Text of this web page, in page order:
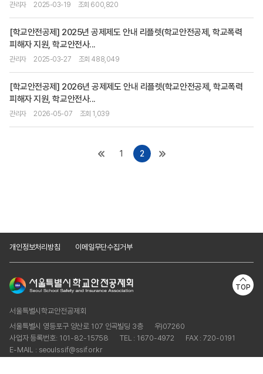
관리자 2025-03-19 조회 600,820
[학교안전공제] 2025년 공제제도 안내 리플렛(학교안전공제, 학교폭력
피해자 지원, 학교안전사...
관리자 2025-03-27 조회 488,049
[학교안전공제] 2026년 공제제도 안내 리플렛(학교안전공제, 학교폭력
피해자 지원, 학교안전사...
관리자 2026-05-07 조회 1,039
1 2
개인정보처리방침 이메일무단수집거부
서울특별시학교안전공제회
서울특별시 영등포구 양산로 107 인곡빌딩 3층
우)07260
사업자 등록번호: 101-82-15758
TEL : 1670-4972
FAX : 720-0191
E-MAIL : seoulssif@ssif.or.kr
TOP